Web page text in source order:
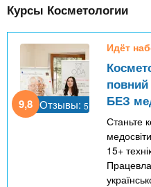
т
и
в
н
а
я
Курсы Косметологии
9,8 Отзывы: 5
Идёт
повний
БЕЗ
Станьте
15+